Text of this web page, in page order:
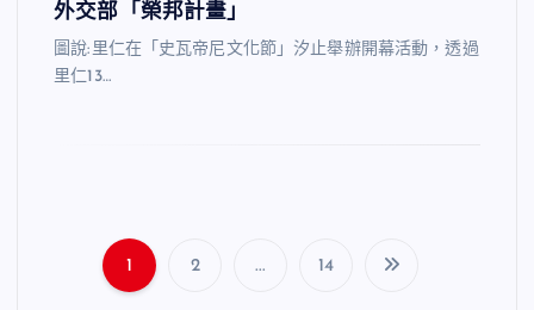
外交部「榮邦計畫」
圖說:里仁在「史瓦帝尼文化節」汐止舉辦開幕活動，透過
里仁13…
1 2 ... 14